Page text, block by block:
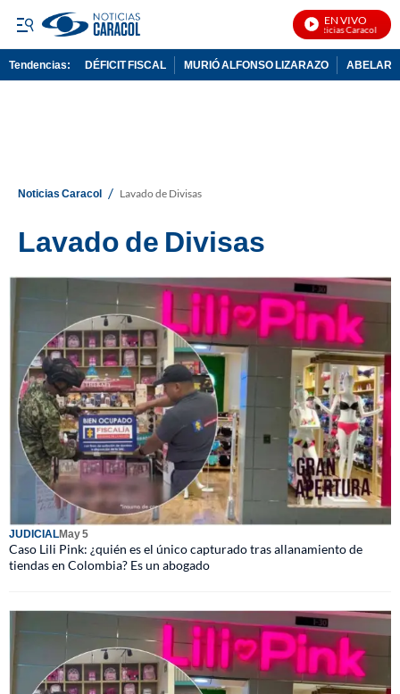
EN VIVO
Noticias Caracol En Vivo
Tendencias: DÉFICIT FISCAL MURIÓ ALFONSO LIZARAZO
Noticias Caracol / Lavado de Divisas
Lavado de Divisas
JUDICIALMay 5
Caso Lili Pink: ¿quién es el único capturado tras allanamiento de
tiendas en Colombia? Es un abogado